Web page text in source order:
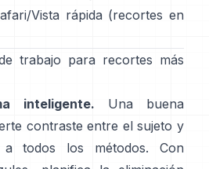
Vista rápida (recortes en
trabajo para recortes más
inteligente. Una buena
contraste entre el sujeto y
todos los métodos. Con